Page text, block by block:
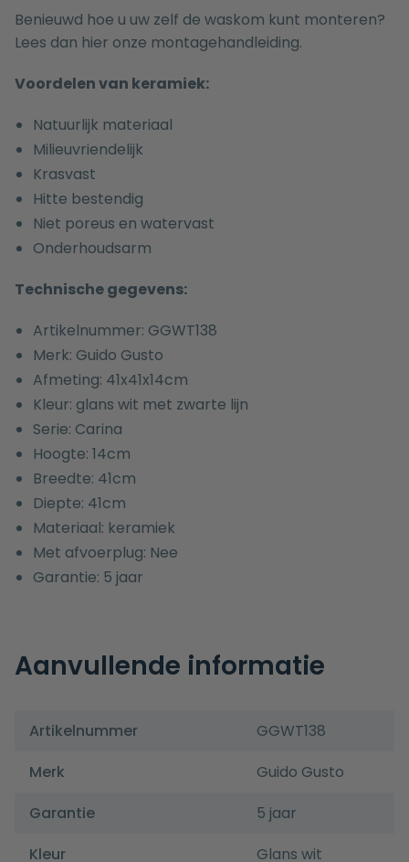
Benieuwd hoe u uw zelf de waskom kunt monteren?
Lees dan hier onze montagehandleiding.
Voordelen van keramiek:
Natuurlijk materiaal
Milieuvriendelijk
Krasvast
Hitte bestendig
Niet poreus en watervast
Onderhoudsarm
Technische gegevens:
Artikelnummer: GGWT138
Merk: Guido Gusto
Afmeting: 41x41x14cm
Kleur: glans wit met zwarte lijn
Serie: Carina
Hoogte: 14cm
Breedte: 41cm
Diepte: 41cm
Materiaal: keramiek
Met afvoerplug: Nee
Garantie: 5 jaar
Aanvullende informatie
Artikelnummer
GGWT138
Merk
Guido Gusto
Garantie
5 jaar
Kleur
Glans wit